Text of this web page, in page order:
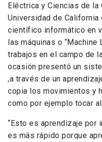
Eléctrica y Ciencias de la
Universidad de
científico informático en
las máquinas o “Machine
trabajos en el campo de
ocasión presentó un
,a través de un
copia los movimientos y
como por ejemplo tocar
“Esto es aprendizaje por
es más rápido porque